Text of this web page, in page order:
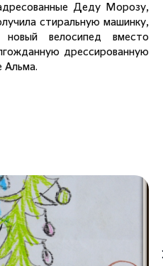
Деду Морозу,
стиральную машинку,
велосипед вместо
дрессированную
Альма.